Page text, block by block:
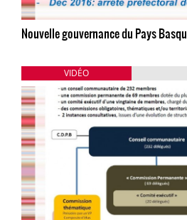
Nouvelle gouvernance du Pays
VIDÉO